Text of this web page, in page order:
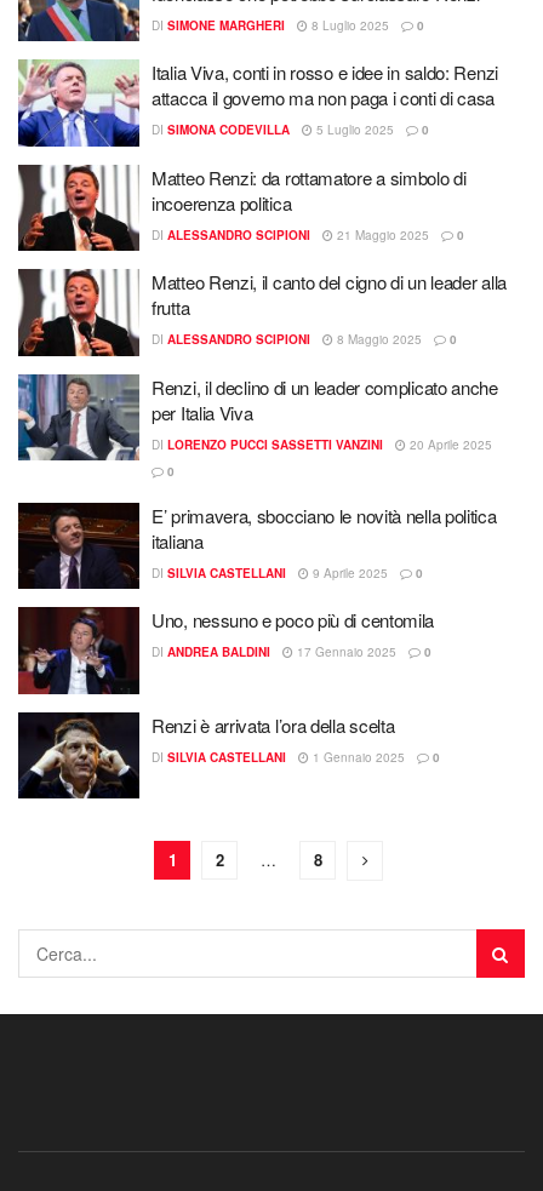
DI SIMONE MARGHERI 8 Luglio 2025 0
Italia Viva, conti in rosso e idee in saldo: Renzi
attacca il governo ma non paga i conti di casa
DI SIMONA CODEVILLA 5 Luglio 2025 0
Matteo Renzi: da rottamatore a simbolo di
incoerenza politica
DI ALESSANDRO SCIPIONI 21 Maggio 2025 0
Matteo Renzi, il canto del cigno di un leader alla
frutta
DI ALESSANDRO SCIPIONI 8 Maggio 2025 0
Renzi, il declino di un leader complicato anche
per Italia Viva
DI LORENZO PUCCI SASSETTI VANZINI
20 Aprile 2025
0
E’ primavera, sbocciano le novità nella politica
italiana
DI SILVIA CASTELLANI 9 Aprile 2025 0
Uno, nessuno e poco più di centomila
DI ANDREA BALDINI 17 Gennaio 2025 0
Renzi è arrivata l’ora della scelta
DI SILVIA CASTELLANI 1 Gennaio 2025 0
1 2 … 8